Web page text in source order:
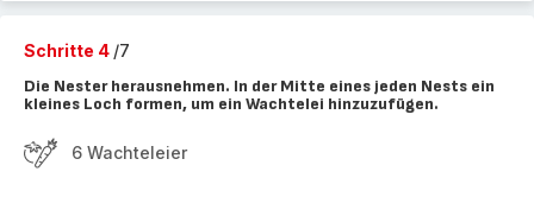
Schritte 4 /7
Die Nester herausnehmen. In der Mitte eines jeden Nests ein
kleines Loch formen, um ein Wachtelei hinzuzufügen.
6 Wachteleier